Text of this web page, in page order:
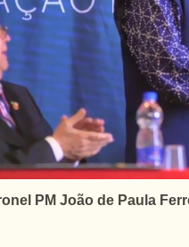
PM João de Paula